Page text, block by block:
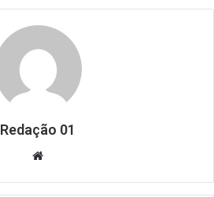
Redação 01
Website